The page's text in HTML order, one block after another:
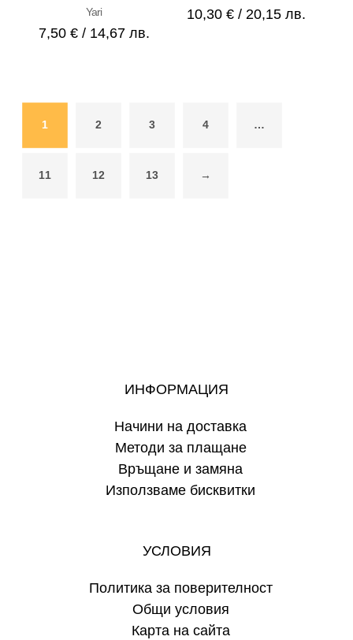
Yari
7,50 €/ 14,67 лв.
10,30€ / 20,15 лв.
1 2 3 4 …
11 12 13 →
ИНФОРМАЦИЯ
Начини на доставка
Методи за плащане
Връщане и замяна
Използваме бисквитки
УСЛОВИЯ
Политика за поверителност
Общи условия
Карта на сайта